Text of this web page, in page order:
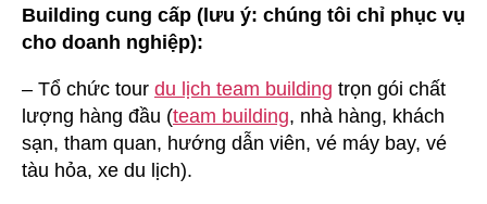
Building cung cấp (lưu ý: chúng tôi chỉ phục vụ
cho doanh nghiệp):
– Tổ chức tour du lịch team building trọn gói chất
lượng hàng đầu (team building, nhà hàng, khách
sạn, tham quan, hướng dẫn viên, vé máy bay, vé
tàu hỏa, xe du lịch).